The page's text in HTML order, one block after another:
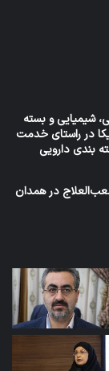
شیمیایی و بسته
در راستای خدمت
بندی دارویی
در همدان